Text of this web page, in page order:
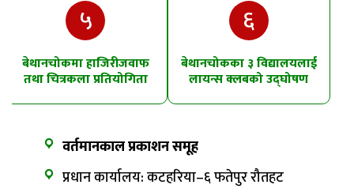
५
बेथानचोकमा हाजिरीजवाफ
तथा चित्रकला प्रतियोगिता
६
बेथानचोकका ३ विद्यालयलाई
लायन्स क्लबको उद्घोषण
वर्तमानकाल प्रकाशन समूह
प्रधान कार्यालय: कटहरिया–६ फतेपुर रौतहट